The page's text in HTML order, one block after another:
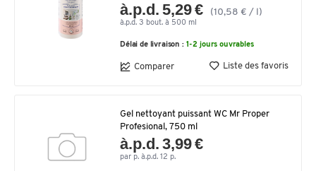
à.p.d. 5,29 € (10,58 € / l)
à.p.d. 3 bout. à 500 ml
Délai de livraison : 1-2 jours ouvrables
Comparer Liste des favoris
Gel nettoyant puissant WC Mr Proper
Profesional, 750 ml
à.p.d. 3,99 €
par p. à.p.d. 12 p.